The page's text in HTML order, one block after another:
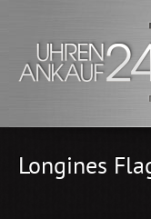
Longines